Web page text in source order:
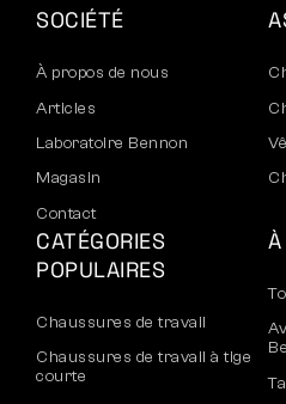
SOCIÉTÉ
À propos de nous
Articles
Laboratoire Bennon
Magasin
Contact
CATÉGORIES
POPULAIRES
Chaussures de travail
Chaussures de travail à tige
courte
À